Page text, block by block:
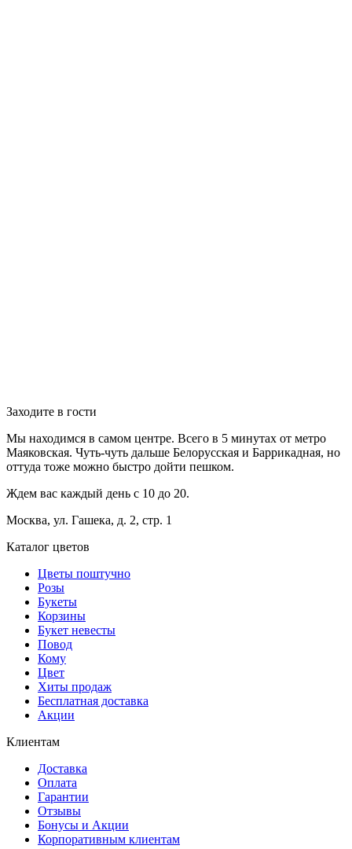
Заходите в гости
Мы находимся в самом центре. Всего в 5 минутах от метро
Маяковская. Чуть-чуть дальше Белорусская и Баррикадная, но
оттуда тоже можно быстро дойти пешком.
Ждем вас каждый день с 10 до 20.
Москва, ул. Гашека, д. 2, стр. 1
Каталог цветов
Цветы поштучно
Розы
Букеты
Корзины
Букет невесты
Повод
Кому
Цвет
Хиты продаж
Бесплатная доставка
Акции
Клиентам
Доставка
Оплата
Гарантии
Отзывы
Бонусы и Акции
Корпоративным клиентам